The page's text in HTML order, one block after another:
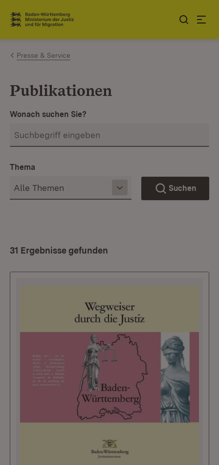
Zum Inhalt springen
Link zur Startseite
Presse & Service
Publikationen
Wonach suchen Sie?
Thema
Suchen
31 Ergebnisse gefunden